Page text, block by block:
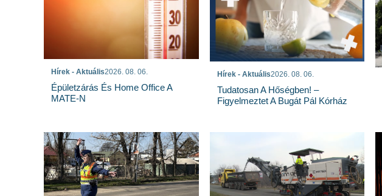
Hírek - Aktuális2026. 08. 06.
Épületzárás És Home Office A
MATE-N
Hírek - Aktuális2026. 08. 06.
Tudatosan A Hőségben! –
Figyelmeztet A Bugát Pál Kórház